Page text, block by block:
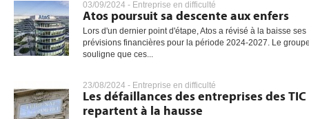
03/09/2024 - Entreprise en difficulté
Atos poursuit sa descente aux enfers
Lors d'un dernier point d'étape, Atos a révisé à la baisse ses
prévisions financières pour la période 2024-2027. Le
souligne que ces...
23/08/2024 - Entreprise en difficulté
Les défaillances des entreprises des TIC
repartent à la hausse